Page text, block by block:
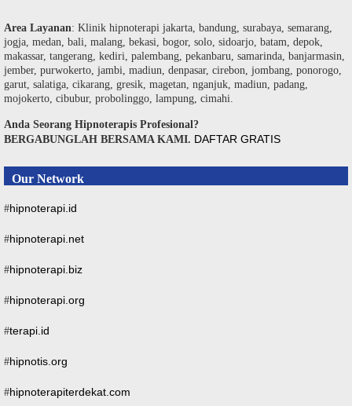
Area Layanan: Klinik hipnoterapi jakarta, bandung, surabaya, semarang,
jogja, medan, bali, malang, bekasi, bogor, solo, sidoarjo, batam, depok,
makassar, tangerang, kediri, palembang, pekanbaru, samarinda, banjarmasin,
jember, purwokerto, jambi, madiun, denpasar, cirebon, jombang, ponorogo,
garut, salatiga, cikarang, gresik, magetan, nganjuk, madiun, padang,
mojokerto, cibubur, probolinggo, lampung, cimahi.
Anda Seorang Hipnoterapis Profesional?
BERGABUNGLAH BERSAMA KAMI. DAFTAR GRATIS
Our Network
#hipnoterapi.id
#hipnoterapi.net
#hipnoterapi.biz
#hipnoterapi.org
#terapi.id
#hipnotis.org
#hipnoterapiterdekat.com